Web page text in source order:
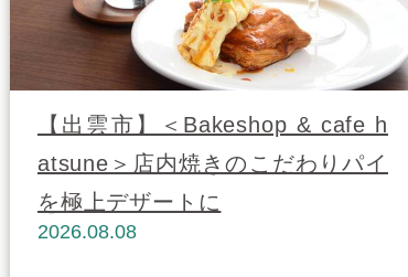
【出雲市】＜Bakeshop & cafe h
atsune＞店内焼きのこだわりパイ
を極上デザートに
2026.08.08